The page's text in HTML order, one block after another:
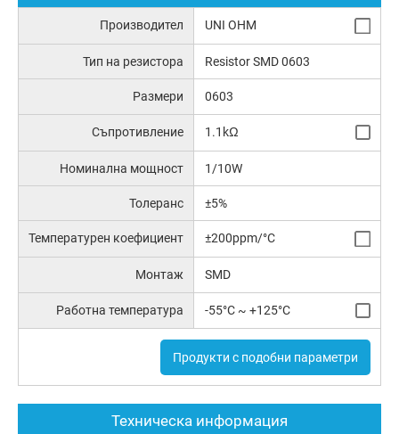
Производител UNI OHM
Тип на резистора Resistor SMD 0603
Размери 0603
Съпротивление 1.1kΩ
Номинална мощност 1/10W
Толеранс ±5%
Температурен коефициент ±200ppm/°C
Монтаж SMD
Работна температура -55°C ~ +125°C
Продукти с подобни параметри
Техническа информация